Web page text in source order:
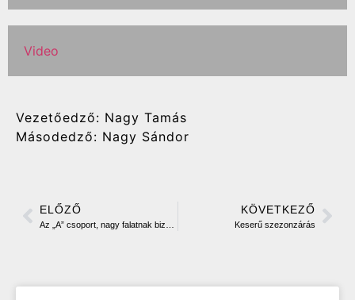
Video
Vezetőedző: Nagy Tamás
Másodedző: Nagy Sándor
ELŐZŐ KÖVETKEZŐ
Keserű szezonzárás